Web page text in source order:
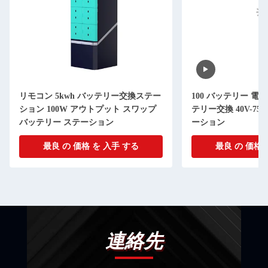
リモコン 5kwh バッテリー交換ステー
ション 100W アウトプット スワップ
バッテリー ステーション
最良 の 価格 を 入手 する
100 バッテリー 電
テリー交換 40V-
ーション
最良 の 価格
連絡先